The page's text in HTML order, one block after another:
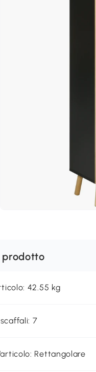
prodotto
42.55 kg
7
Rettangolare